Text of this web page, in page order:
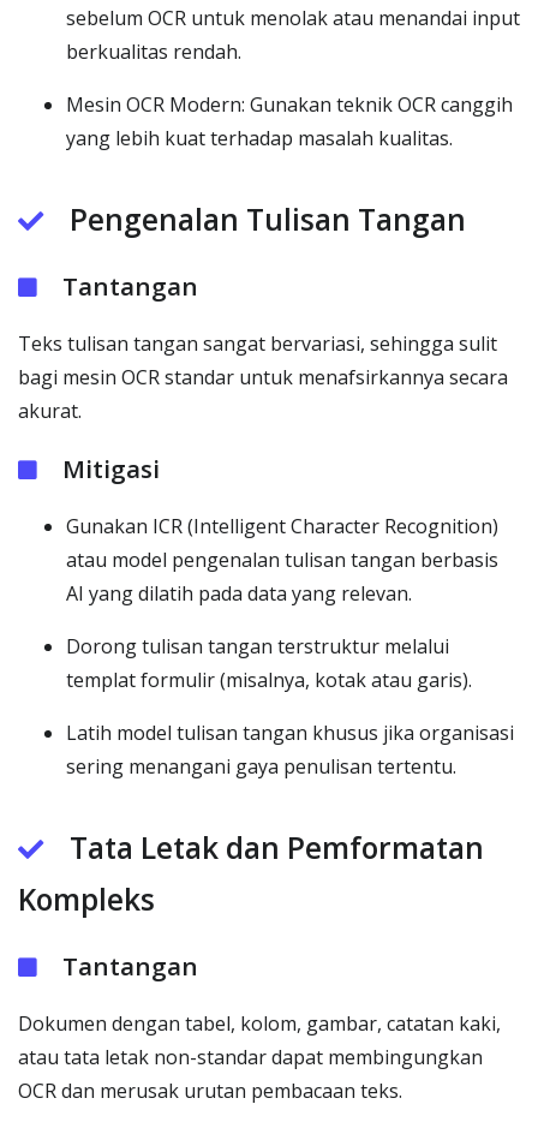
sebelum OCR untuk menolak atau menandai input
berkualitas rendah.
Mesin OCR Modern: Gunakan teknik OCR canggih
yang lebih kuat terhadap masalah kualitas.
Pengenalan Tulisan Tangan
Tantangan
Teks tulisan tangan sangat bervariasi, sehingga sulit
bagi mesin OCR standar untuk menafsirkannya secara
akurat.
Mitigasi
Gunakan ICR (Intelligent Character Recognition)
atau model pengenalan tulisan tangan berbasis
AI yang dilatih pada data yang relevan.
Dorong tulisan tangan terstruktur melalui
templat formulir (misalnya, kotak atau garis).
Latih model tulisan tangan khusus jika organisasi
sering menangani gaya penulisan tertentu.
Tata Letak dan Pemformatan
Kompleks
Tantangan
Dokumen dengan tabel, kolom, gambar, catatan kaki,
atau tata letak non-standar dapat membingungkan
OCR dan merusak urutan pembacaan teks.